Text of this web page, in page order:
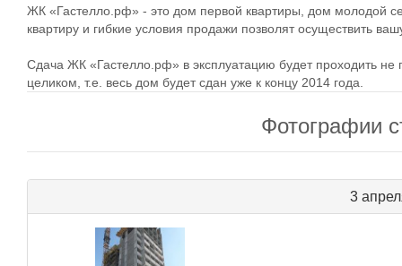
ЖК «Гастелло.рф» - это дом первой квартиры, дом молодой
квартиру и гибкие условия продажи позволят осуществить
Сдача ЖК «Гастелло.рф» в эксплуатацию будет проходить не
целиком, т.е. весь дом будет сдан уже к концу 2014 года.
Фотографии
3